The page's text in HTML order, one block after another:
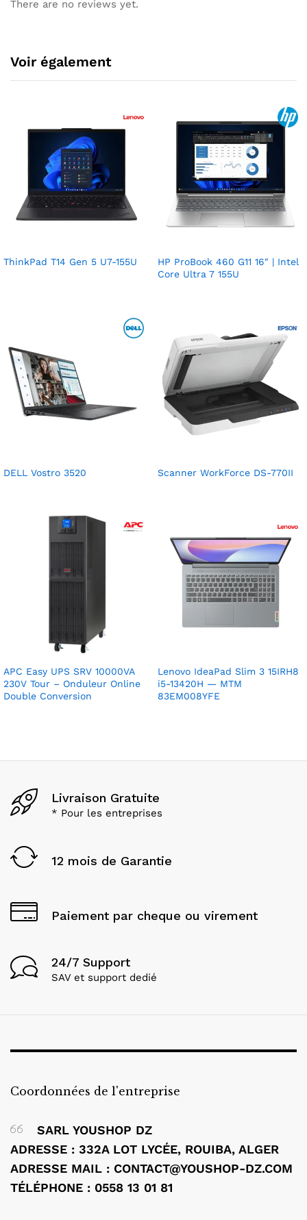
There are no reviews yet.
Voir également
ThinkPad T14 Gen 5 U7-155U
HP ProBook 460 G11 16″ | Intel
Core Ultra 7 155U
DELL Vostro 3520 Scanner WorkForce DS-770II
APC Easy UPS SRV 10000VA
230V Tour – Onduleur Online
Double Conversion
Lenovo IdeaPad Slim 3 15IRH8
i5-13420H — MTM
83EM008YFE
Livraison Gratuite
* Pour les entreprises
12 mois de Garantie
Paiement par cheque ou virement
24/7 Support
SAV et support dedié
Coordonnées de l'entreprise
SARL YOUSHOP DZ
ADRESSE : 332A LOT LYCÉE, ROUIBA, ALGER
ADRESSE MAIL : CONTACT@YOUSHOP-DZ.COM
TÉLÉPHONE : 0558 13 01 81